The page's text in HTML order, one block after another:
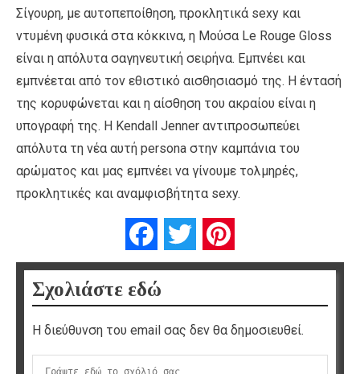
Σίγουρη, με αυτοπεποίθηση, προκλητικά sexy και
ντυμένη φυσικά στα κόκκινα, η Μούσα Le Rouge Gloss
είναι η απόλυτα σαγηνευτική σειρήνα. Εμπνέει και
εμπνέεται από τον εθιστικό αισθησιασμό της. Η έντασή
της κορυφώνεται και η αίσθηση του ακραίου είναι η
υπογραφή της. Η Kendall Jenner αντιπροσωπεύει
απόλυτα τη νέα αυτή persona στην καμπάνια του
αρώματος και μας εμπνέει να γίνουμε τολμηρές,
προκλητικές και αναμφισβήτητα sexy.
FacebookTwitter
Σχολιάστε εδώ
Η διεύθυνση του email σας δεν θα δημοσιευθεί.